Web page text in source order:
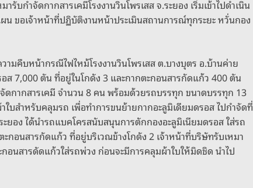
eบกำจัดกากสารเคมีโรงงานวินโพรเสส จ.ระยอง เริ่มเข้าไปดำเนิน
น ขอเจ้าหน้าที่ปฏิบัติงานหน้าประเมินสถานการณ์ทุกระยะ หวั่นกอง
ามคืบหน้ากรณีไฟไหม้โรงงานวินโพรเสส ต.บางบุตร อ.บ้านค่าย
ส 7,000 ตัน ที่อยู่ในโกดัง 3 และกากตะกอนสารกัดแก้ว 400 ตัน
ดกากสารเคมี จำนวน 8 คน พร้อมด้วยรถบรรทุก ขนาดบรรทุก 13
สำหรับคลุมรถ เพื่อทำการขนย้ายกากอะลูมิเดียมดรอส ไปกำจัดที่
ยอง ได้นำรถแบคโครสนับสนุนการตักกองอะลูมิเนียมดรอส ใส่รถ
อนสารกัดแก้ว ที่อยู่บริเวณข้างโกดัง 2 เจ้าหน้าที่บริษัทรับเหมา
นสารดัดแก้วใส่รถพ่วง ก่อนจะมีการคลุมผ้าใบให้มิดชิด นำไป